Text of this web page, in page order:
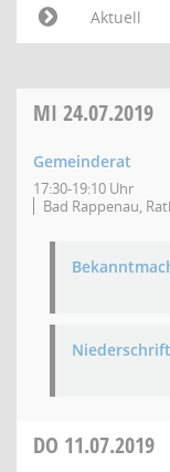
Aktuell
MI 24.07.2019
Gemeinderat
17:30-19:10 Uhr
Bad Rappenau,
DO 11.07.2019